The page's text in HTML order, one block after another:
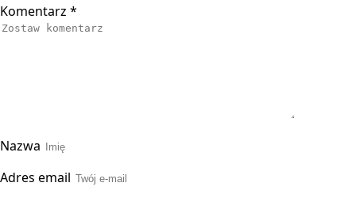
Komentarz *
Nazwa
Adres email